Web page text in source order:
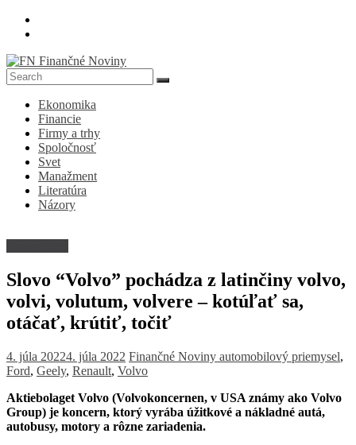
Skip
FN
Finančné
Noviny
Denník
ekonomike
spoločnosti
Ekonomika
Financie
Firmy a trhy
Spoločnosť
Svet
Manažment
Literatúra
Názory
Slovo “Volvo” pochádza z latinčiny volvo,
volvi, volutum, volvere – kotúľať sa,
otáčať, krútiť, točiť
4. júla 20224. júla 2022 Finančné Noviny automobilový priemysel,
Ford, Geely, Renault, Volvo
Aktiebolaget Volvo (Volvokoncernen, v USA známy ako Volvo
Group) je koncern, ktorý vyrába úžitkové a nákladné autá,
autobusy, motory a rôzne zariadenia.